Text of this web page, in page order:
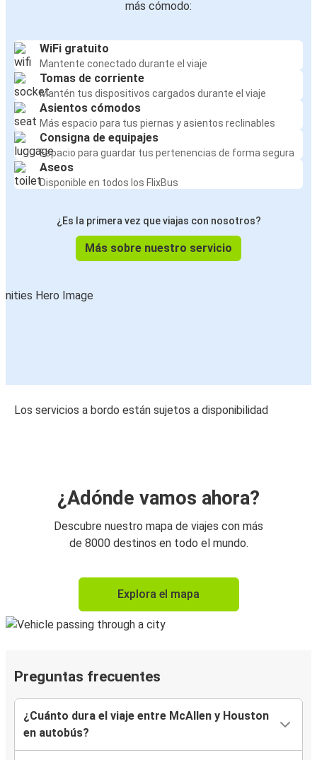
más cómodo:
WiFi gratuito
Mantente conectado durante el viaje
Tomas de corriente
Mantén tus dispositivos cargados durante el viaje
Asientos cómodos
Más espacio para tus piernas y asientos reclinables
Consigna de equipajes
Espacio para guardar tus pertenencias de forma segura
Aseos
Disponible en todos los FlixBus
¿Es la primera vez que viajas con nosotros?
Más sobre nuestro servicio
Los servicios a bordo están sujetos a disponibilidad
¿Adónde vamos ahora?
Descubre nuestro mapa de viajes con más
de 8000 destinos en todo el mundo.
Explora el mapa
Preguntas frecuentes
¿Cuánto dura el viaje entre McAllen y Houston
en autobús?